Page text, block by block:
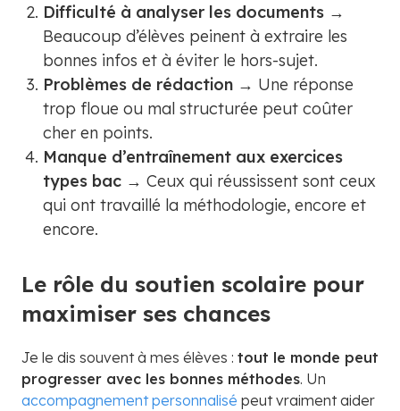
Difficulté à analyser les documents →
Beaucoup d’élèves peinent à extraire les
bonnes infos et à éviter le hors-sujet.
Problèmes de rédaction → Une réponse
trop floue ou mal structurée peut coûter
cher en points.
Manque d’entraînement aux exercices
types bac → Ceux qui réussissent sont ceux
qui ont travaillé la méthodologie, encore et
encore.
Le rôle du soutien scolaire pour
maximiser ses chances
Je le dis souvent à mes élèves : tout le monde peut
progresser avec les bonnes méthodes. Un
accompagnement personnalisé peut vraiment aider